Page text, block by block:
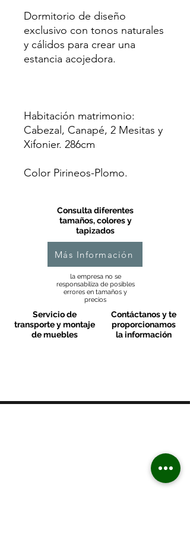
Dormitorio de diseño
exclusivo con tonos naturales
y cálidos para crear una
estancia acojedora.
Habitación matrimonio:
Cabezal, Canapé, 2 Mesitas y
Xifonier. 286cm
Color Pirineos-Plomo.
Consulta diferentes
tamaños, colores y
tapizados
Más Información
la empresa no se
responsabiliza de posibles
errores en tamaños y
precios
Servicio de
transporte y montaje
de muebles
Contáctanos y te
proporcionamos
la información